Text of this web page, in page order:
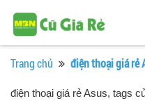
Trang chủ điện thoại giá rẻ
điện thoại giá rẻ Asus, tags